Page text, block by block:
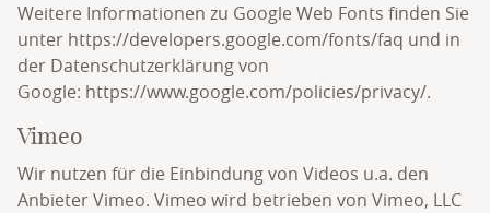
Weitere Informationen zu Google Web Fonts finden Sie
unter https://developers.google.com/fonts/faq und in
der Datenschutzerklärung von
Google: https://www.google.com/policies/privacy/.
Vimeo
Wir nutzen für die Einbindung von Videos u.a. den
Anbieter Vimeo. Vimeo wird betrieben von Vimeo, LLC